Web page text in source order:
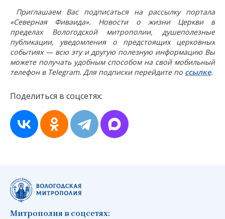
Приглашаем Вас подписаться на рассылку портала
«Северная Фиваида». Новости о жизни Церкви в
пределах Вологодской митрополии, душеполезные
публикации, уведомления о предстоящих церковных
событиях — всю эту и другую полезную информацию Вы
можете получать удобным способом на свой мобильный
телефон в Telegram. Для подписки перейдите по ссылке.
Поделиться в соцсетях:
Митрополия в соцсетях: